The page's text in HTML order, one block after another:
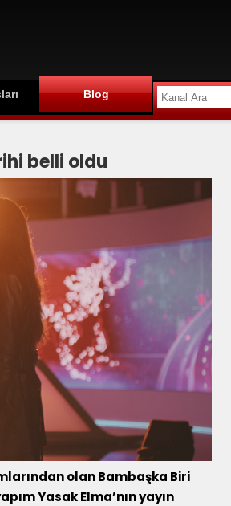
Blog
belli oldu
olan Bambaşka Biri
Yasak Elma’nın yayın